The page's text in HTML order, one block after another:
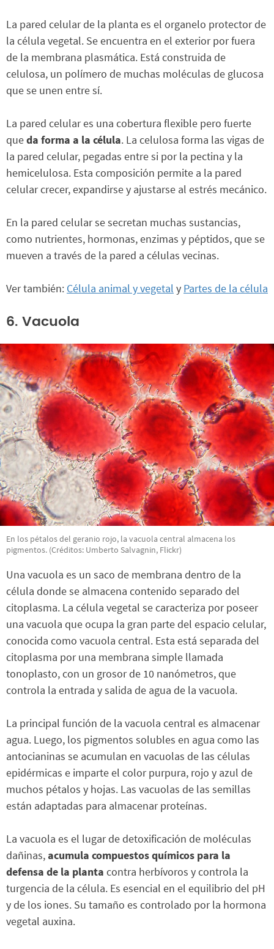
La pared celular de la planta es el organelo protector de
la célula vegetal. Se encuentra en el exterior por fuera
de la membrana plasmática. Está construida de
celulosa, un polímero de muchas moléculas de glucosa
que se unen entre sí.
La pared celular es una cobertura flexible pero fuerte
queda forma a la célula. La celulosa forma las vigas de
la pared celular, pegadas entre si por la pectina y la
hemicelulosa. Esta composición permite a la pared
celular crecer, expandirse y ajustarse al estrés mecánico.
En la pared celular se secretan muchas sustancias,
como nutrientes, hormonas, enzimas y péptidos, que se
mueven a través de la pared a células vecinas.
Ver también: Célula animal y vegetal y Partes de la célula
6. Vacuola
En los pétalos del geranio rojo, la vacuola central almacena los
pigmentos. (Créditos: Umberto Salvagnin, Flickr)
Una vacuola es un saco de membrana dentro de la
célula donde se almacena contenido separado del
citoplasma. La célula vegetal se caracteriza por poseer
una vacuola que ocupa la gran parte del espacio celular,
conocida como vacuola central. Esta está separada del
citoplasma por una membrana simple llamada
tonoplasto, con un grosor de 10 nanómetros, que
controla la entrada y salida de agua de la vacuola.
La principal función de la vacuola central es almacenar
agua. Luego, los pigmentos solubles en agua como las
antocianinas se acumulan en vacuolas de las células
epidérmicas e imparte el color purpura, rojo y azul de
muchos pétalos y hojas. Las vacuolas de las semillas
están adaptadas para almacenar proteínas.
La vacuola es el lugar de detoxificación de moléculas
dañinas, acumula compuestos químicos para la
defensa de la planta contra herbívoros y controla la
turgencia de la célula. Es esencial en el equilibrio del pH
y de los iones. Su tamaño es controlado por la hormona
vegetal auxina.